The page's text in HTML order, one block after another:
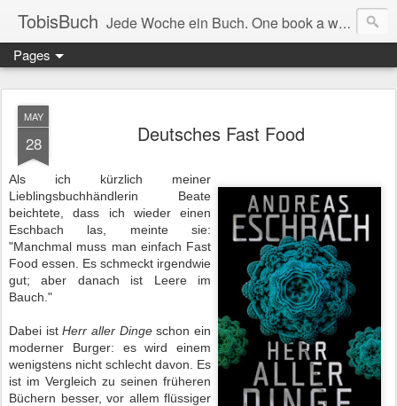
TobisBuch Jede Woche ein Buch. One book a week.
Pages
MAY
28 Deutsches Fast Food
Als ich kürzlich meiner
Lieblingsbuchhändlerin Beate
beichtete, dass ich wieder einen
Eschbach las, meinte sie:
"Manchmal muss man einfach Fast
Food essen. Es schmeckt irgendwie
gut; aber danach ist Leere im
Bauch."
Dabei istHerr aller Dingeschon ein
moderner Burger: es wird einem
wenigstens nicht schlecht davon. Es
ist im Vergleich zu seinen früheren
Büchern besser, vor allem flüssiger